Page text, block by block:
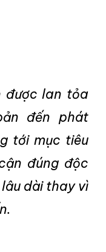
được lan tỏa
đến phát
tới mục tiêu
đúng độc
dài thay vì